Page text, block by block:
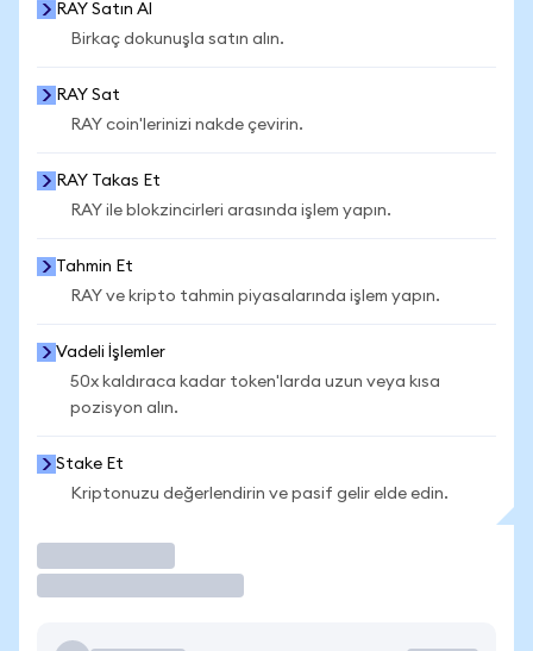
RAY Satın Al
Birkaç dokunuşla satın alın.
RAY Sat
RAY coin'lerinizi nakde çevirin.
RAY Takas Et
RAY ile blokzincirleri arasında işlem yapın.
Tahmin Et
RAY ve kripto tahmin piyasalarında işlem yapın.
Vadeli İşlemler
50x kaldıraca kadar token'larda uzun veya kısa
pozisyon alın.
Stake Et
Kriptonuzu değerlendirin ve pasif gelir elde edin.